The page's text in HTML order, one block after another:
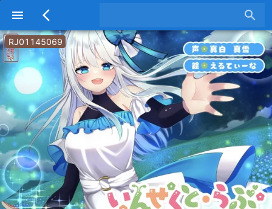
menu arrow_back_ios search
RJ01145069